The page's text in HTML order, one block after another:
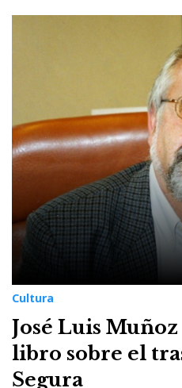
Cultura
José Luis
libro sobre el
Segura